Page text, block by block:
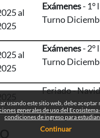
al
Exámenes- 1°
Turno
al
Exámenes- 2°
Turno
Feriado -
usando este sitio web, debe aceptar
generales de uso del
condiciones de ingreso para
Continuar